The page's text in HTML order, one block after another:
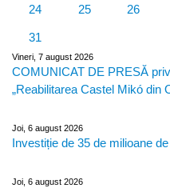
24 25 26
31
Vineri, 7 august 2026
COMUNICAT DE PRESĂ
„Reabilitarea Castel Mikó din
Joi, 6 august 2026
Investiție de 35 de milioane
Joi, 6 august 2026